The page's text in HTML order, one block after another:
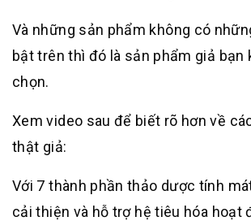
Và những sản phẩm không có
bật trên thì đó là sản phẩm giả bạn
chọn.
Xem video sau để biết rõ hơn về
thật giả:
Với 7 thành phần thảo dược tính
cải thiện và hỗ trợ hệ tiêu hóa hoạt